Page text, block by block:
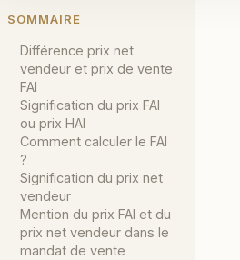
SOMMAIRE
Différence prix net
vendeur et prix de vente
FAI
Signification du prix FAI
ou prix HAI
Comment calculer le FAI
?
Signification du prix net
vendeur
Mention du prix FAI et du
prix net vendeur dans le
mandat de vente